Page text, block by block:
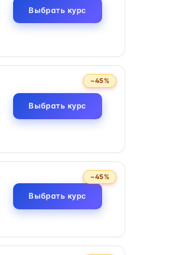
Выбрать курс
−45%
Выбрать курс
−45%
Выбрать курс